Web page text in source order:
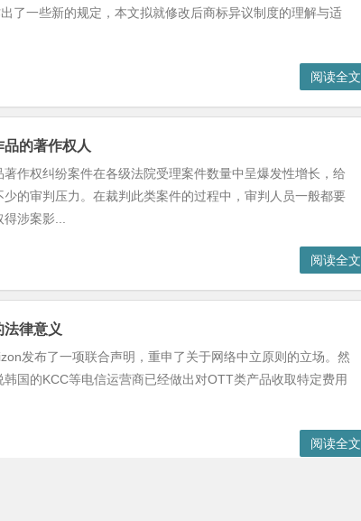
了一些新的规定，本文拟就修改后商标异议制度的理解与适
阅读全文
的著作权人
作权纠纷案件在各级法院受理案件数量中呈爆发性增长，给
少的审判压力。在裁判此类案件的过程中，审判人员一般都要
涉案影...
阅读全文
法律意义
发布了一项联合声明，重申了关于网络中立原则的立场。然
国的KCC等电信运营商已经做出对OTT类产品收取特定费用
阅读全文